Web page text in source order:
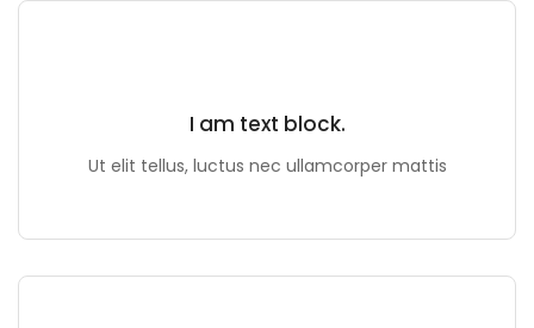
I am text block.
Ut elit tellus, luctus nec ullamcorper mattis